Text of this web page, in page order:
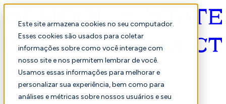
Este site armazena cookies no seu computador.
Esses cookies são usados para coletar
informações sobre como você interage com
nosso site e nos permitem lembrar de você.
Usamos essas informações para melhorar e
personalizar sua experiência, bem como para
análises e métricas sobre nossos usuários e seu
Português